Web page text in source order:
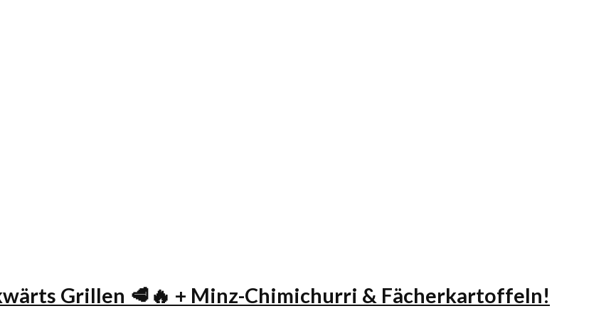
Grillen 🥩🔥 + Minz-Chimichurri & Fächerkartoffeln!